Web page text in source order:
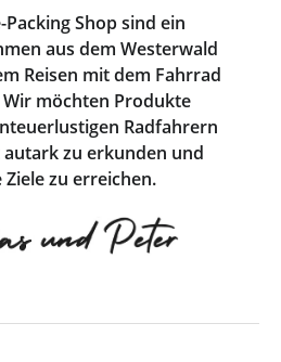
Shop sind ein
aus dem Westerwald
Reisen mit dem Fahrrad
möchten Produkte
Radfahrern
autark zu erkunden und
zu erreichen.